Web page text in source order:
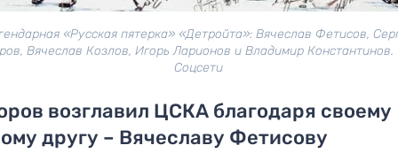
«Русская пятерка» «Детройта»: Вячеслав Фетисов,
Вячеслав Козлов, Игорь Ларионов и Владимир
Соцсети
возглавил ЦСКА благодаря своему
другу – Вячеславу Фетисову